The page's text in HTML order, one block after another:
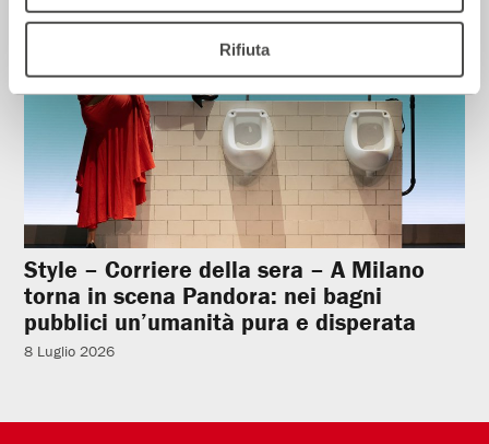
Rifiuta
Style – Corriere della sera – A Milano
torna in scena Pandora: nei bagni
pubblici un’umanità pura e disperata
8 Luglio 2026